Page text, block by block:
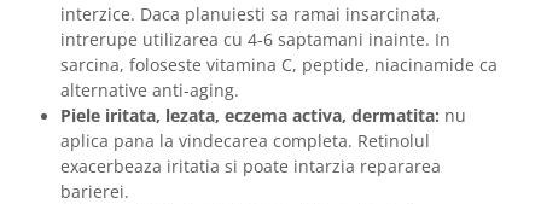
interzice. Daca planuiesti sa ramai insarcinata,
intrerupe utilizarea cu 4-6 saptamani inainte. In
sarcina, foloseste vitamina C, peptide, niacinamide ca
alternative anti-aging.
Piele iritata, lezata, eczema activa, dermatita: nu
aplica pana la vindecarea completa. Retinolul
exacerbeaza iritatia si poate intarzia repararea
barierei.